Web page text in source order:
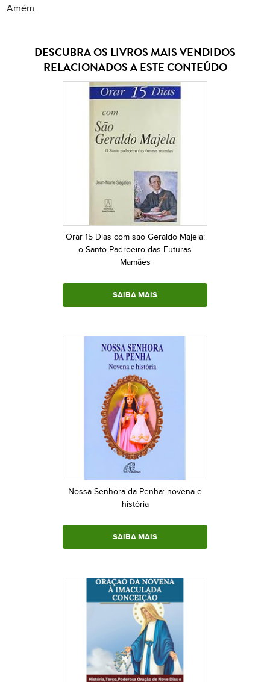
Amém.
DESCUBRA OS LIVROS MAIS VENDIDOS
RELACIONADOS A ESTE CONTEÚDO
Orar 15 Dias com sao Geraldo Majela:
o Santo Padroeiro das Futuras
Mamães
SAIBA MAIS
Nossa Senhora da Penha: novena e
história
SAIBA MAIS